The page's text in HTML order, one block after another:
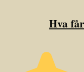
Hva